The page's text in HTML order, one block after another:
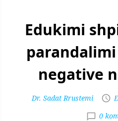
Edukimi
negative
Dr. Sadat Rrustemi
0